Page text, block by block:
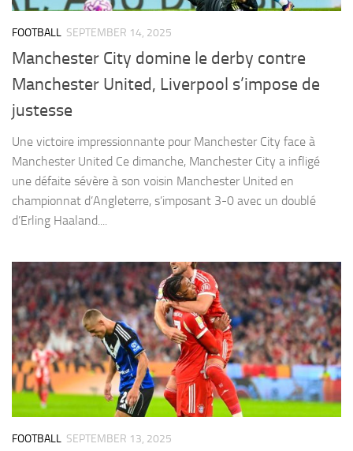
FOOTBALL SEPTEMBER 14, 2025
Manchester City domine le derby contre
Manchester United, Liverpool s’impose de
justesse
Une victoire impressionnante pour Manchester City face à
Manchester United Ce dimanche, Manchester City a infligé
une défaite sévère à son voisin Manchester United en
championnat d’Angleterre, s’imposant 3-0 avec un doublé
d’Erling Haaland....
FOOTBALL SEPTEMBER 13, 2025